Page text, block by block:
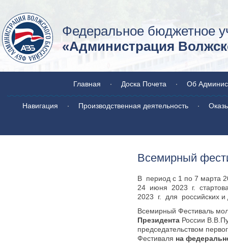
Федеральное бюджетное
«Администрация
Главная Доска Почета Об
Навигация Производственная деятельность
Всемирный
В период с 1 по 7 марта
24 июня 2023 г.
2023 г. для российских и
Всемирный Фестиваль
Президента России
председательством
Фестиваля на